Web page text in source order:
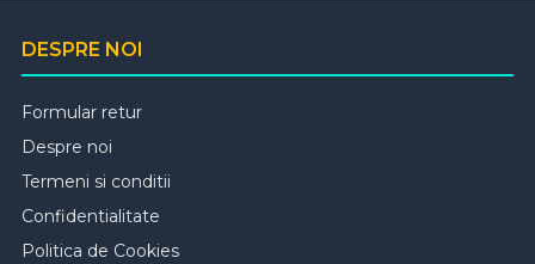
DESPRE NOI
Formular retur
Despre noi
Termeni si conditii
Confidentialitate
Politica de Cookies